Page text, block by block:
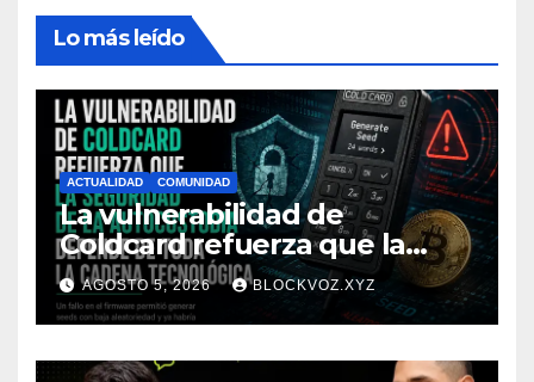
Lo más leído
ACTUALIDAD COMUNIDAD
La vulnerabilidad de
Coldcard refuerza que la
seguridad de la autocustodia
depende de toda la cadena
tecnológica, afirma CoinEx
Research
AGOSTO 5, 2026 BLOCKVOZ.XYZ